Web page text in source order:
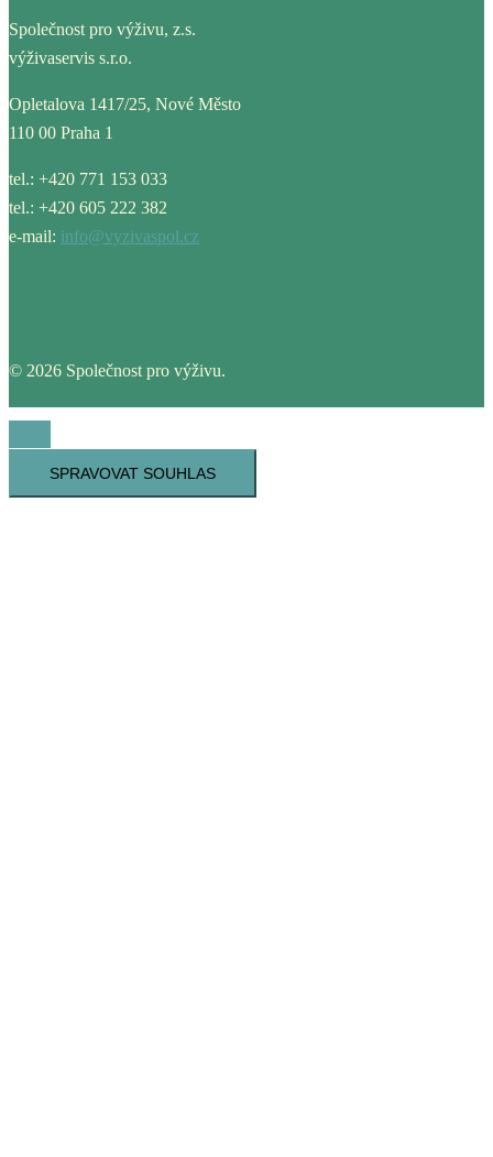
Společnost pro výživu, z.s.
výživaservis s.r.o.
Opletalova 1417/25, Nové Město
110 00 Praha 1
tel.: +420 771 153 033
tel.: +420 605 222 382
e-mail: info@vyzivaspol.cz
© 2026 Společnost pro výživu.
SPRAVOVAT SOUHLAS